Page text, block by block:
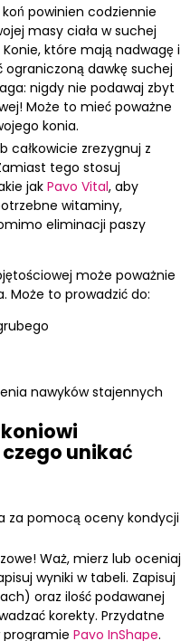
koń powinien codziennie
masy ciała w suchej
które mają nadwagę i
dawkę suchej
nigdy nie podawaj zbyt
Może to mieć poważne
konia.
całkowicie zrezygnuj z
tego stosuj
jak Pavo Vital, aby
witaminy,
eliminacji paszy
może poważnie
Może to prowadzić do:
nawyków stajennych
unikać
za pomocą oceny kondycji
Waż, mierz lub oceniaj
wyniki w tabeli. Zapisuj
oraz ilość podawanej
korekty. Przydatne
programie Pavo InShape.